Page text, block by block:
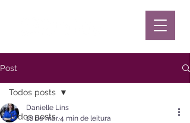
Post
Todos posts
Todos posts
Danielle Lins
18 de mar.4 min de leitura